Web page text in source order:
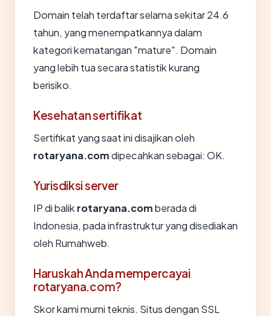
Domain telah terdaftar selama sekitar 24.6
tahun, yang menempatkannya dalam
kategori kematangan "mature". Domain
yang lebih tua secara statistik kurang
berisiko.
Kesehatan sertifikat
Sertifikat yang saat ini disajikan oleh
rotaryana.comdipecahkan sebagai: OK.
Yurisdiksi server
IP di balik rotaryana.comberada di
Indonesia, pada infrastruktur yang disediakan
oleh Rumahweb.
Haruskah Anda mempercayai
rotaryana.com?
Skor kami murni teknis. Situs dengan SSL